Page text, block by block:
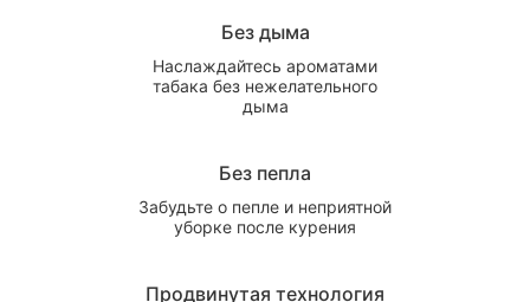
Без дыма
Наслаждайтесь ароматами
табака без нежелательного
дыма
Без пепла
Забудьте о пепле и неприятной
уборке после курения
Продвинутая технология